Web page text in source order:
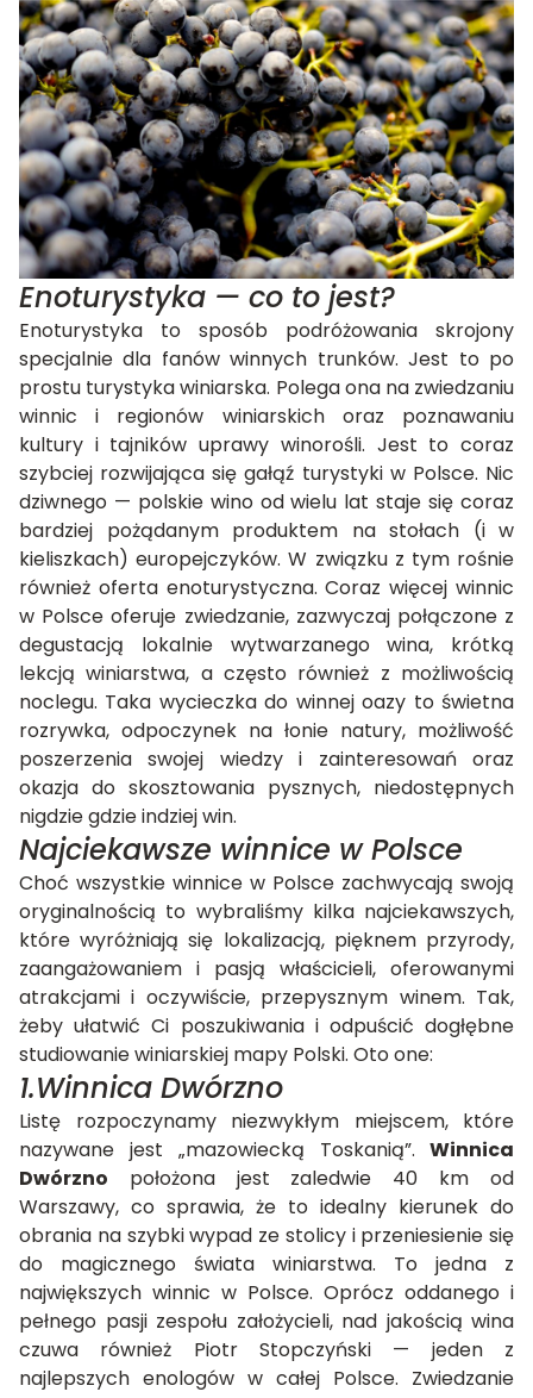
Enoturystyka — co to jest?
Enoturystyka to sposób podróżowania skrojony
specjalnie dla fanów winnych trunków. Jest to po
prostu turystyka winiarska. Polega ona na zwiedzaniu
winnic i regionów winiarskich oraz poznawaniu
kultury i tajników uprawy winorośli. Jest to coraz
szybciej rozwijająca się gałąź turystyki w Polsce. Nic
dziwnego — polskie wino od wielu lat staje się coraz
bardziej pożądanym produktem na stołach (i w
kieliszkach) europejczyków. W związku z tym rośnie
również oferta enoturystyczna. Coraz więcej winnic
w Polsce oferuje zwiedzanie, zazwyczaj połączone z
degustacją lokalnie wytwarzanego wina, krótką
lekcją winiarstwa, a często również z możliwością
noclegu. Taka wycieczka do winnej oazy to świetna
rozrywka, odpoczynek na łonie natury, możliwość
poszerzenia swojej wiedzy i zainteresowań oraz
okazja do skosztowania pysznych, niedostępnych
nigdzie gdzie indziej win.
Najciekawsze winnice w Polsce
Choć wszystkie winnice w Polsce zachwycają swoją
oryginalnością to wybraliśmy kilka najciekawszych,
które wyróżniają się lokalizacją, pięknem przyrody,
zaangażowaniem i pasją właścicieli, oferowanymi
atrakcjami i oczywiście, przepysznym winem. Tak,
żeby ułatwić Ci poszukiwania i odpuścić dogłębne
studiowanie winiarskiej mapy Polski. Oto one:
1.Winnica Dwórzno
Listę rozpoczynamy niezwykłym miejscem, które
nazywane jest „mazowiecką Toskanią”. Winnica
Dwórzno położona jest zaledwie 40 km od
Warszawy, co sprawia, że to idealny kierunek do
obrania na szybki wypad ze stolicy i przeniesienie się
do magicznego świata winiarstwa. To jedna z
największych winnic w Polsce. Oprócz oddanego i
pełnego pasji zespołu założycieli, nad jakością wina
czuwa również Piotr Stopczyński — jeden z
najlepszych enologów w całej Polsce. Zwiedzanie